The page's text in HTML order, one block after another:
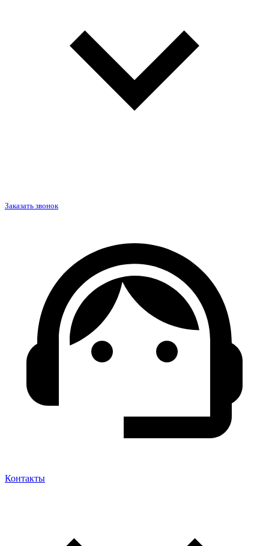
Заказать звонок
Контакты